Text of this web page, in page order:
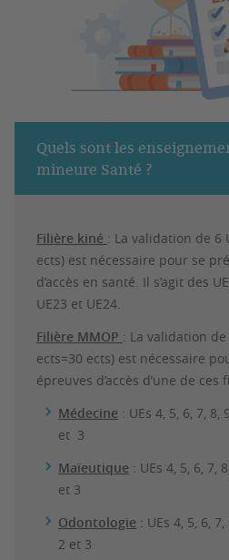
Quels sont les
mineure Santé ?
Filière kiné : La validation de 6
ects) est nécessaire pour se
d’accès en santé. Il s’agit des
UE23 et UE24.
Filière MMOP : La validation de
ects=30 ects) est nécessaire
épreuves d’accès d’une de ces
Médecine : UEs 4, 5, 6, 7, 8,
et 3
Maïeutique : UEs 4, 5, 6, 7,
et 3
Odontologie : UEs 4, 5, 6,
2 et 3